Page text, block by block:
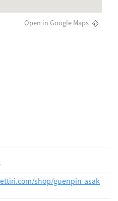
Open in Google Maps
shop/guenpin-asak